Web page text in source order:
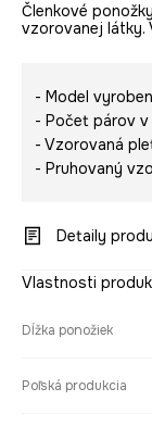
Členkové
vzorovanej látky.
- Model
- Počet párov v
- Vzorovaná
- Pruhovaný
Detaily
Vlastnosti
Dĺžka ponožiek
Poľská produkcia